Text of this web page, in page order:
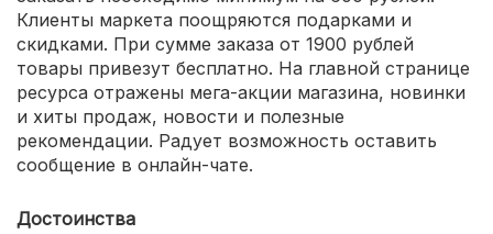
Клиенты маркета поощряются подарками и
скидками. При сумме заказа от 1900 рублей
товары привезут бесплатно. На главной странице
ресурса отражены мега-акции магазина, новинки
и хиты продаж, новости и полезные
рекомендации. Радует возможность оставить
сообщение в онлайн-чате.
Достоинства